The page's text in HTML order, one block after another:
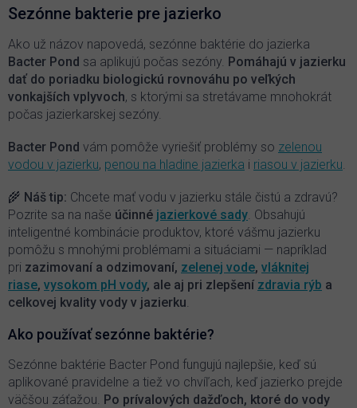
d
a
c
e
p
r
y
v
ý
p
i
s
u
Sezónne bakterie pre jazierko
Ako už názov napovedá, sezónne baktérie do jazierka
Bacter Pond sa aplikujú počas sezóny. Pomáhajú v jazierku
dať do poriadku biologickú rovnováhu po veľkých
vonkajších vplyvoch, s ktorými sa stretávame mnohokrát
počas jazierkarskej sezóny.
Bacter Pond vám pomôže vyriešiť problémy so zelenou
vodou v jazierku, penou na hladine jazierka i riasou v jazierku.
🌾 Náš tip: Chcete mať vodu v jazierku stále čistú a zdravú?
Pozrite sa na naše účinné jazierkové sady. Obsahujú
inteligentné kombinácie produktov, ktoré vášmu jazierku
pomôžu s mnohými problémami a situáciami — napríklad
pri zazimovaní a odzimovaní, zelenej vode, vláknitej
riase, vysokom pH vody, ale aj pri zlepšení zdravia rýb a
celkovej kvality vody v jazierku.
Ako používať sezónne baktérie?
Sezónne baktérie Bacter Pond fungujú najlepšie, keď sú
aplikované pravidelne a tiež vo chvíľach, keď jazierko prejde
väčšou záťažou. Po prívalových dažďoch, ktoré do vody